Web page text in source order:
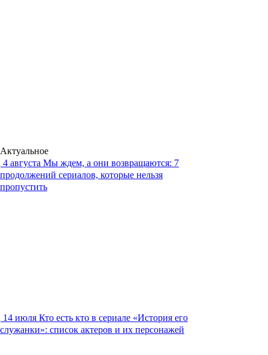
Актуальное
4 августа Мы ждем, а они возвращаются: 7
продолжений сериалов, которые нельзя
пропустить
14 июля Кто есть кто в сериале «История его
служанки»: список актеров и их персонажей